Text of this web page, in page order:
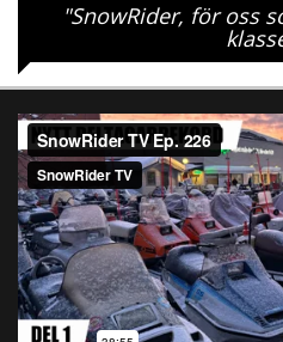
"SnowRider, för oss